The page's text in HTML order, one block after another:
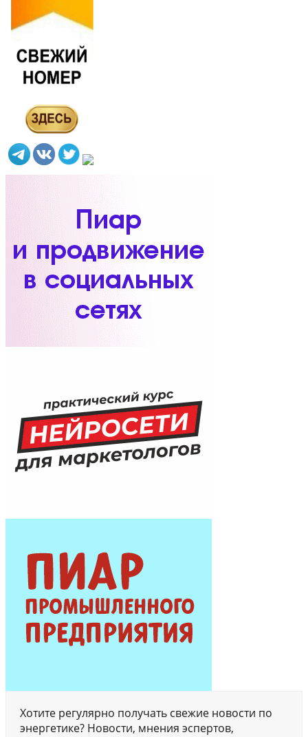
Хотите регулярно получать свежие новости по
энергетике? Новости, мнения эспертов,